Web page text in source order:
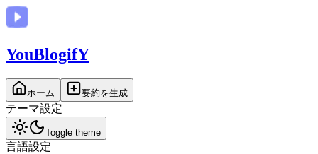
YouBlogifY
ホーム 要約を生成
テーマ設定
Toggle theme
言語設定